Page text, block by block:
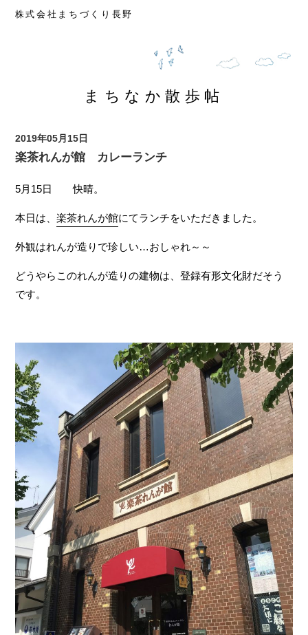
楽茶れんが館
中心市街地活性化協議会
まちなか散歩帖
遊休不動産活用事業
株式会社まちづくり長野
まちなか散歩帖
2019年05月15日
楽茶れんが館 カレーランチ
5月15日 快晴。
本日は、楽茶れんが館にてランチをいただきました。
外観はれんが造りで珍しい…おしゃれ～～
どうやらこのれんが造りの建物は、登録有形文化財だそう
です。